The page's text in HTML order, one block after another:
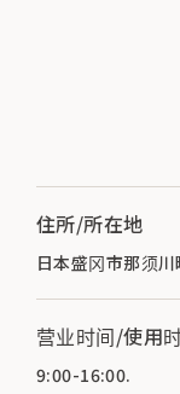
住所/所在地
日本盛冈市那须
营业时间/使用
9:00-16:00.